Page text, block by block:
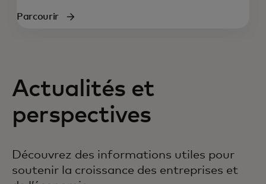
Parcourir
Actualités et
perspectives
Découvrez des informations utiles pour
soutenir la croissance des entreprises et